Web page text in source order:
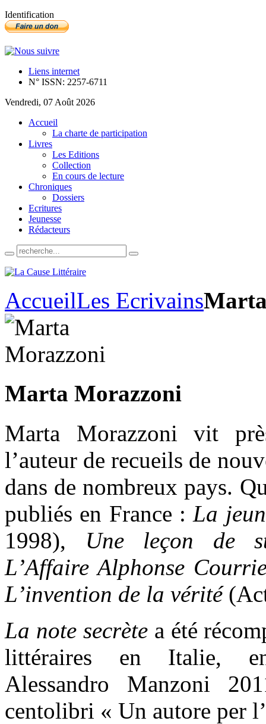
Identification
Liens internet
N° ISSN: 2257-6711
Vendredi, 07 Août 2026
Accueil
La charte de participation
Livres
Les Editions
Collection
En cours de lecture
Chroniques
Dossiers
Ecritures
Jeunesse
Rédacteurs
AccueilLes Ecrivains
Marta Morazzoni
Marta Morazzoni vit
l’auteur de recueils de
dans de nombreux pays.
publiés en France : La
1998), Une leçon de
L’Affaire Alphonse
L’invention de la vérité
La note secrètea été
littéraires en Italie,
Alessandro Manzoni
centolibri « Un autore per